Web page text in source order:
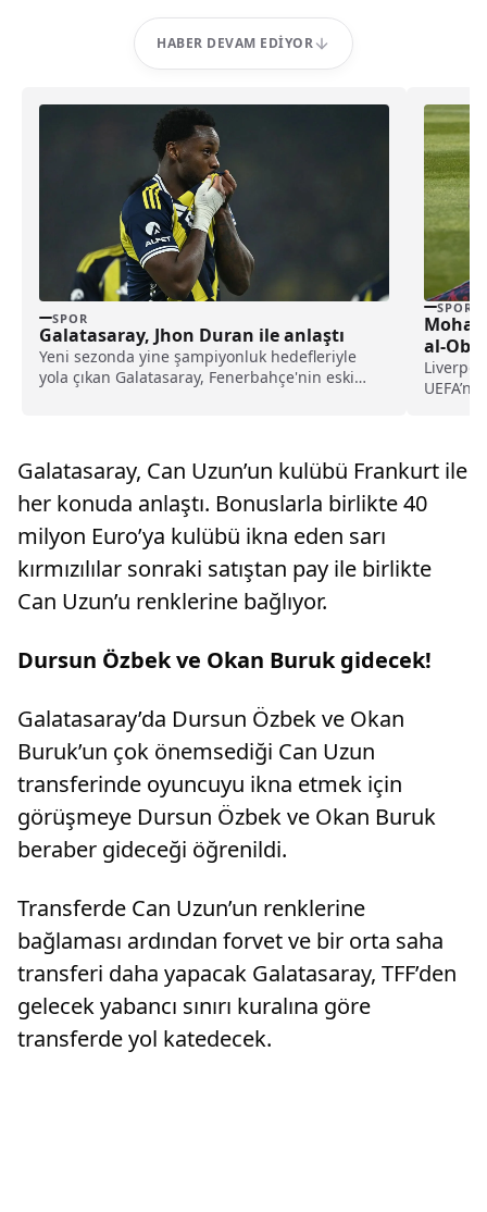
HABER DEVAM EDIYOR
SPOR
Galatasaray, Jhon Duran ile anlaştı
Yeni sezonda yine şampiyonluk hedefleriyle
yola çıkan Galatasaray, Fenerbahçe'nin eski
SPOR
al-
Galatasaray, Can Uzun’un kulübü Frankurt ile
her konuda anlaştı. Bonuslarla birlikte 40
milyon Euro’ya kulübü ikna eden sarı
kırmızılılar sonraki satıştan pay ile birlikte
Can Uzun’u renklerine bağlıyor.
Dursun Özbek ve Okan Buruk gidecek!
Galatasaray’da Dursun Özbek ve Okan
Buruk’un çok önemsediği Can Uzun
transferinde oyuncuyu ikna etmek için
görüşmeye Dursun Özbek ve Okan Buruk
beraber gideceği öğrenildi.
Transferde Can Uzun’un renklerine
bağlaması ardından forvet ve bir orta saha
transferi daha yapacak Galatasaray, TFF’den
gelecek yabancı sınırı kuralına göre
transferde yol katedecek.